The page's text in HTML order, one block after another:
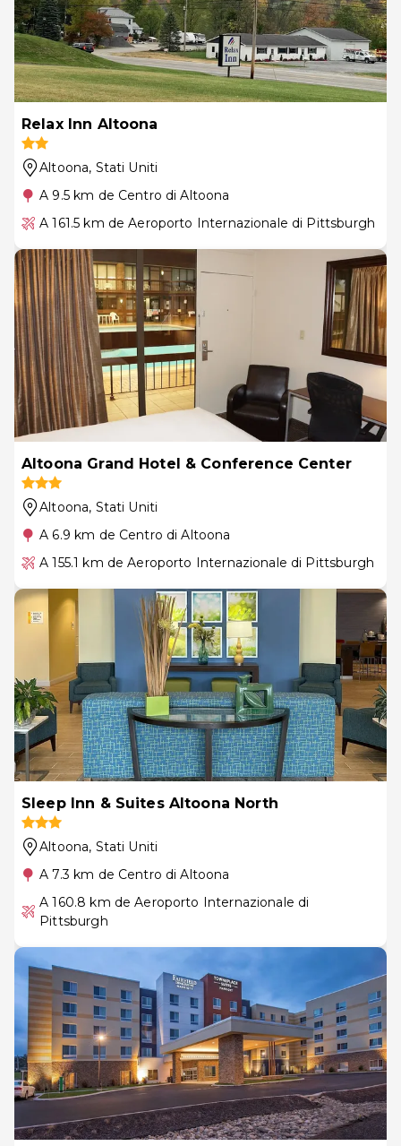
Relax Inn Altoona
Altoona, Stati Uniti
A 9.5 km de Centro di Altoona
A 161.5 km de Aeroporto Internazionale di Pittsburgh
Altoona Grand Hotel & Conference Center
Altoona, Stati Uniti
A 6.9 km de Centro di Altoona
A 155.1 km de Aeroporto Internazionale di Pittsburgh
Sleep Inn & Suites Altoona North
Altoona, Stati Uniti
A 7.3 km de Centro di Altoona
A 160.8 km de Aeroporto Internazionale di
Pittsburgh